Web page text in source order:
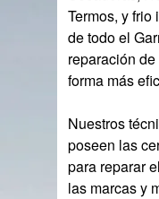
Termos, y
de todo el
reparación
forma más
Nuestros
poseen las
para reparar
las marcas y